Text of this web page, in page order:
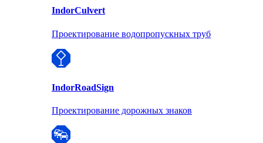
IndorCulvert
Проектирование водопропускных труб
IndorRoadSign
Проектирование дорожных знаков